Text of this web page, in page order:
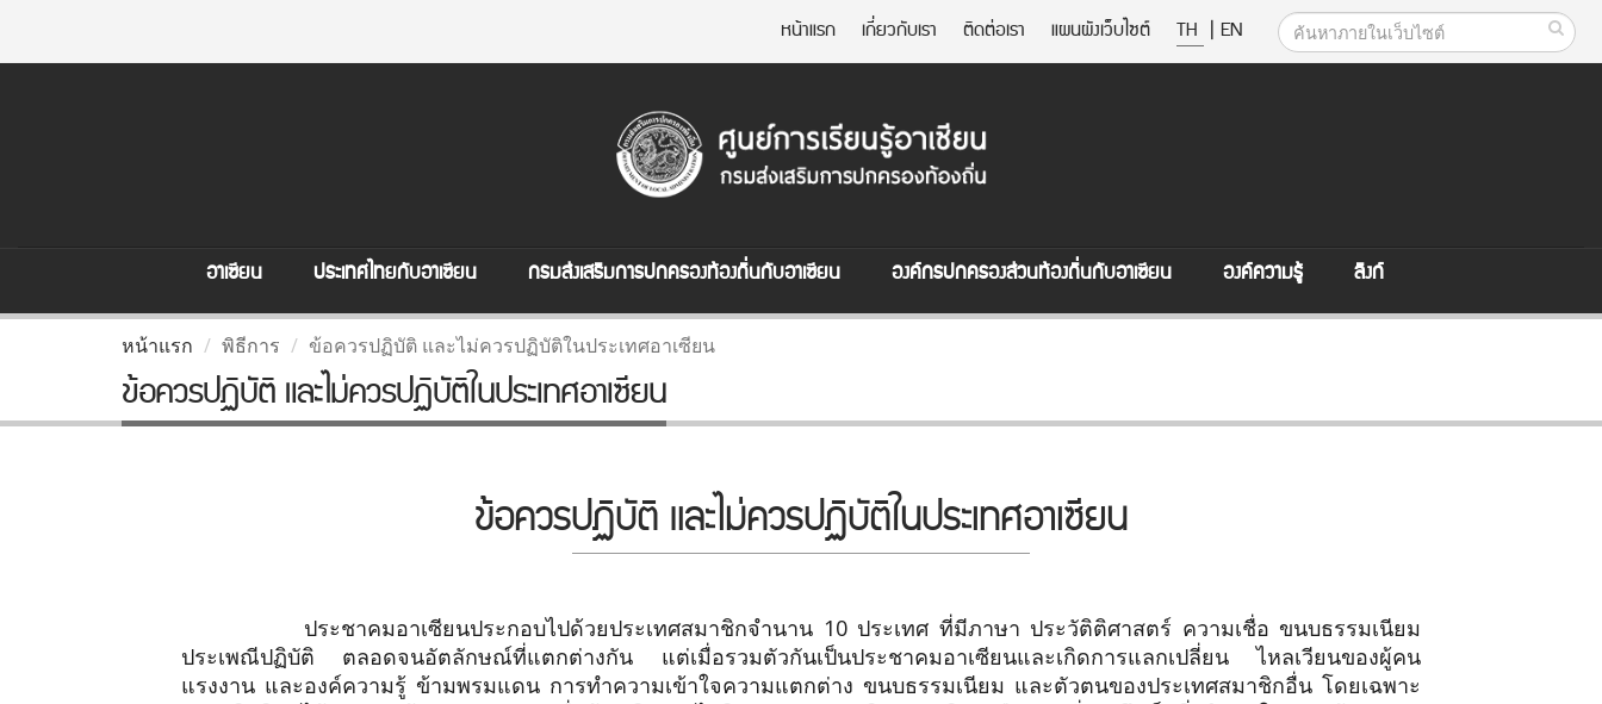
หน้าแรก เกี่ยวกับเรา ติดต่อเรา แผนผังเว็บไซต์ TH | EN
อาเซียน ประเทศไทยกับอาเซียน กรมส่งเสริมการปกครองท้องถิ่นกับอาเซียน องค์กรปกครองส่วนท้องถิ่นกับอาเซียน องค์ความรู้ ลิงก์
หน้าแรก พิธีการ ข้อควรปฏิบัติ และไม่ควรปฏิบัติในประเทศอาเซียน
ข้อควรปฏิบัติ และไม่ควรปฏิบัติในประเทศอาเซียน
ข้อควรปฏิบัติ และไม่ควรปฏิบัติในประเทศอาเซียน
ประชาคมอาเซียนประกอบไปด้วยประเทศสมาชิกจำนาน 10 ประเทศ ที่มีภาษา ประวัติติศาสตร์ ความเชื่อ ขนบธรรมเนียม
ประเพณีปฏิบัติ ตลอดจนอัตลักษณ์ที่แตกต่างกัน แต่เมื่อรวมตัวกันเป็นประชาคมอาเซียนและเกิดการแลกเปลี่ยน ไหลเวียนของผู้คน
แรงงาน และองค์ความรู้ ข้ามพรมแดน การทำความเข้าใจความแตกต่าง ขนบธรรมเนียม และตัวตนของประเทศสมาชิกอื่น โดยเฉพาะ